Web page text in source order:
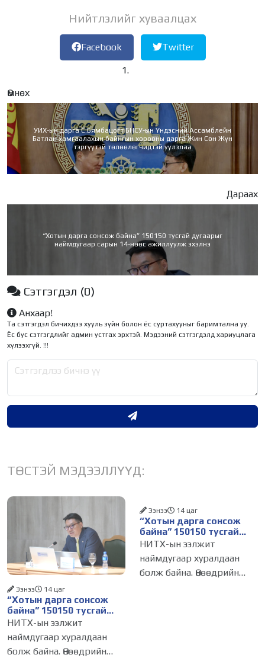
Нийтлэлийг хуваалцах
Facebook Twitter
Өмнөх
УИХ-ын дарга С.Бямбацогт БНСУ-ын Үндэсний Ассамблейн
Батлан хамгаалахын байнгын хорооны дарга Жин Сон Жүн
тэргүүтэй төлөөлөгчидтэй уулзлаа
Дараах
“Хотын дарга сонсож байна” 150150 тусгай дугаарыг
наймдугаар сарын 14-нөөс ажиллуулж эхэлнэ
Сэтгэгдэл (0)
Анхаар!
Та сэтгэгдэл бичихдээ хууль зүйн болон ёс суртахууныг баримтална уу.
Ёс бус сэтгэгдлийг админ устгах эрхтэй. Мэдээний сэтгэгдэлд хариуцлага
хүлээхгүй. !!!
ТӨСТЭЙ МЭДЭЭЛЛҮҮД:
“Хотын дарга сонсож
байна” 150150 тусгай
дугаарыг наймдугаар
сарын 14-нөөс
ажиллуулж эхэлнэ
Ээнээ 14 цаг
НИТХ-ын ээлжит
наймдугаар хуралдаан
болж байна. Өнөөдрийн
“Хотын дарга сонсож
байна” 150150 тусгай
дугаарыг наймдугаар
сарын 14-нөөс
ажиллуулж эхэлнэ
Ээнээ 14 цаг
НИТХ-ын ээлжит
наймдугаар хуралдаан
болж байна. Өнөөдрийн